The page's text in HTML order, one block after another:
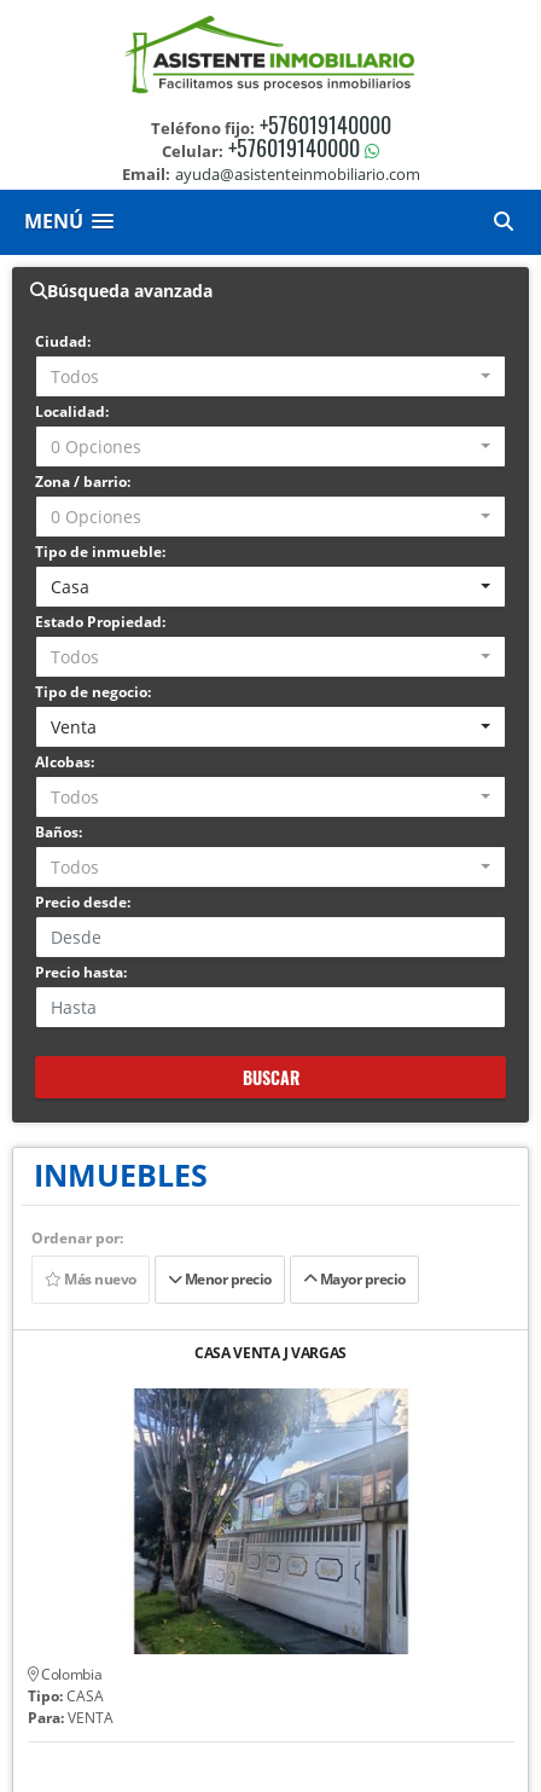
Teléfono fijo: +576019140000
Celular: +576019140000
Email: ayuda@asistenteinmobiliario.com
MENÚ
Búsqueda avanzada
Ciudad:
Todos
Localidad:
0 Opciones
Zona / barrio:
0 Opciones
Tipo de inmueble:
Casa
Estado Propiedad:
Todos
Tipo de negocio:
Venta
Alcobas:
Todos
Baños:
Todos
Precio desde:
Precio hasta:
BUSCAR
INMUEBLES
Ordenar por:
Más nuevo
Menor precio Mayor precio
CASA VENTA J VARGAS
Colombia
Tipo:CASA
Para:VENTA